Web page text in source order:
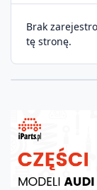
Brak
tę stronę.